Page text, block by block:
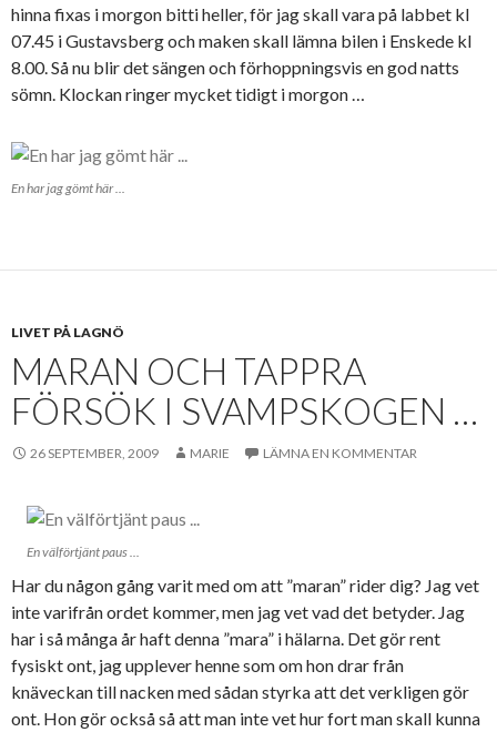
hinna fixas i morgon bitti heller, för jag skall vara på labbet kl
07.45 i Gustavsberg och maken skall lämna bilen i Enskede kl
8.00. Så nu blir det sängen och förhoppningsvis en god natts
sömn. Klockan ringer mycket tidigt i morgon …
En har jag gömt här ...
LIVET PÅ LAGNÖ
MARAN OCH TAPPRA
FÖRSÖK I SVAMPSKOGEN …
26 SEPTEMBER, 2009 MARIE LÄMNA EN KOMMENTAR
En välförtjänt paus ...
Har du någon gång varit med om att ”maran” rider dig? Jag vet
inte varifrån ordet kommer, men jag vet vad det betyder. Jag
har i så många år haft denna ”mara” i hälarna. Det gör rent
fysiskt ont, jag upplever henne som om hon drar från
knäveckan till nacken med sådan styrka att det verkligen gör
ont. Hon gör också så att man inte vet hur fort man skall kunna